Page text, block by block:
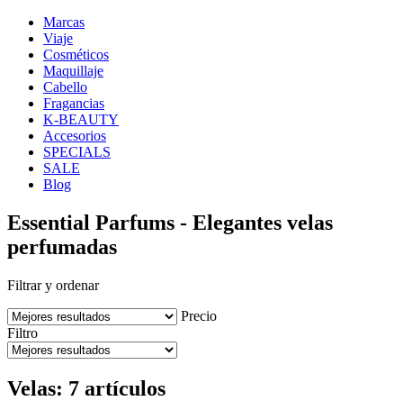
Marcas
Viaje
Cosméticos
Maquillaje
Cabello
Fragancias
K-BEAUTY
Accesorios
SPECIALS
SALE
Blog
Essential Parfums - Elegantes velas
perfumadas
Filtrar y ordenar
Precio
Filtro
Velas: 7 artículos